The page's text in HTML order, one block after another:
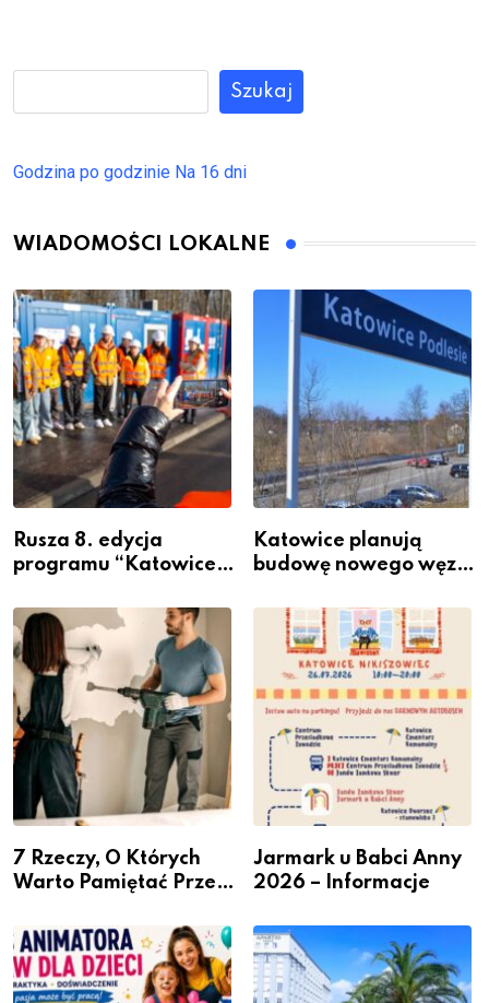
Szukaj
Godzina po godzinie Na 16 dni
WIADOMOŚCI LOKALNE
Rusza 8. edycja
programu “Katowice
– nabór dla
przedsiębiorców
Katowice planują
budowę nowego węzła
Podlesiu
7 Rzeczy, O Których
Warto Pamiętać Przed
Jarmark u Babci Anny
2026 – Informacje